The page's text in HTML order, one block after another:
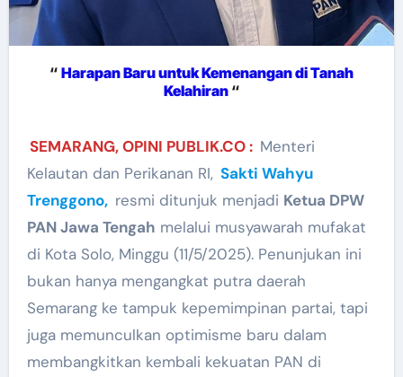
“ Harapan Baru untuk Kemenangan di Tanah
Kelahiran “
SEMARANG, OPINI PUBLIK.CO : Menteri
Kelautan dan Perikanan RI, Sakti Wahyu
Trenggono, resmi ditunjuk menjadi Ketua DPW
PAN Jawa Tengah melalui musyawarah mufakat
di Kota Solo, Minggu (11/5/2025). Penunjukan ini
bukan hanya mengangkat putra daerah
Semarang ke tampuk kepemimpinan partai, tapi
juga memunculkan optimisme baru dalam
membangkitkan kembali kekuatan PAN di